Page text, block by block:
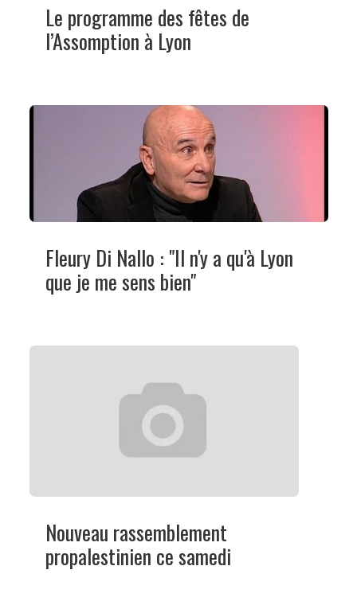
Le programme des fêtes de
l’Assomption à Lyon
Fleury Di Nallo : "Il n'y a qu'à Lyon
que je me sens bien"
Nouveau rassemblement
propalestinien ce samedi